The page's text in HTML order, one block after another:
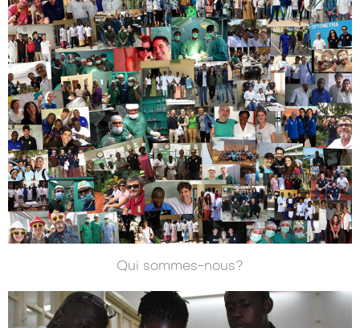
Qui sommes-nous?